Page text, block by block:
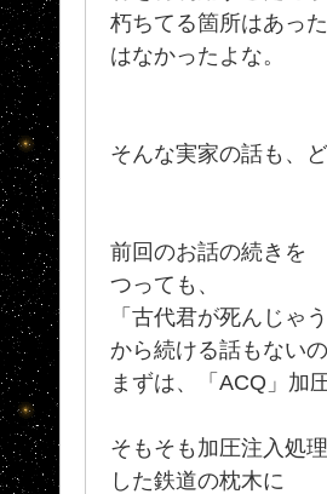
朽ちてる箇所はあっ
はなかったよな。
そんな実家の話も、
前回のお話の続きを
つっても、
「古代君が死んじゃ
から続ける話もない
まずは、「ACQ」加
そもそも加圧注入処
した鉄道の枕木に